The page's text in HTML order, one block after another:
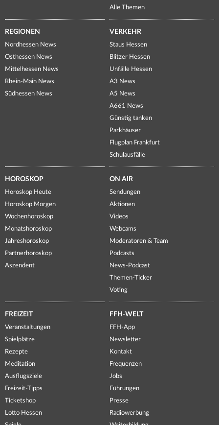
Alle Themen
REGIONEN
Nordhessen News
Osthessen News
Mittelhessen News
Rhein-Main News
Südhessen News
VERKEHR
Staus Hessen
Blitzer Hessen
Unfälle Hessen
A3 News
A5 News
A661 News
Günstig tanken
Parkhäuser
Flugplan Frankfurt
Schulausfälle
HOROSKOP
Horoskop Heute
Horoskop Morgen
Wochenhoroskop
Monatshoroskop
Jahreshoroskop
Partnerhoroskop
Aszendent
ON AIR
Sendungen
Aktionen
Videos
Webcams
Moderatoren & Team
Podcasts
News-Podcast
Themen-Ticker
Voting
FREIZEIT
Veranstaltungen
Spielplätze
Rezepte
Meditation
Ausflugsziele
Freizeit-Tipps
Ticketshop
Lotto Hessen
FFH-WELT
FFH-App
Newsletter
Kontakt
Frequenzen
Jobs
Führungen
Presse
Radiowerbung